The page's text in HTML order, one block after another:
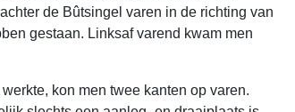
de Bûtsingel varen in de richting van
gestaan. Linksaf varend kwam men
kon men twee kanten op varen.